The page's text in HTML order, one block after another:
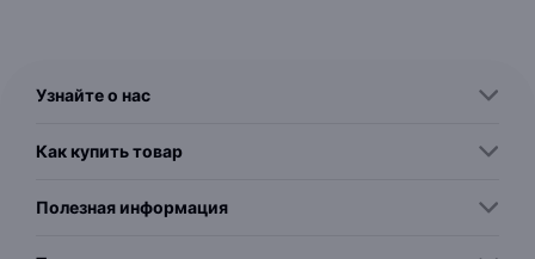
Узнайте о нас
Как купить товар
Полезная информация